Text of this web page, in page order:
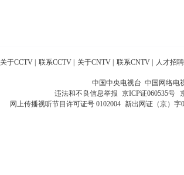
关于CCTV 联系CCTV 关于CNTV 联系CNTV 人才招聘
中国中央电视台 中国网络电
违法和不良信息举报 京ICP证060535号
网上传播视听节目许可证号 0102004 新出网证（京）